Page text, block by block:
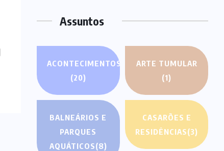
Assuntos
ACONTECIMENTOS
(20)
ARTE TUMULAR
(1)
BALNEÁRIOS E
PARQUES
AQUÁTICOS(8)
CASARÕES E
RESIDÊNCIAS(3)